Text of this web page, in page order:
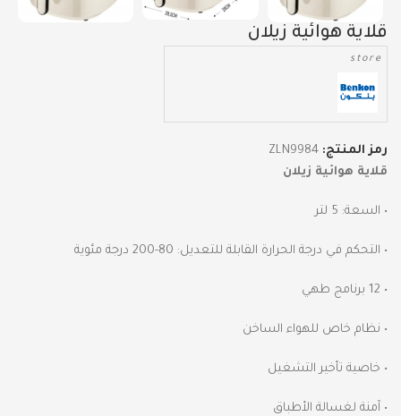
قلاية هوائية زيلان
store
رمز المنتج: ZLN9984
قلاية هوائية زيلان
• السعة: 5 لتر
• التحكم في درجة الحرارة القابلة للتعديل: 80-200 درجة مئوية
• 12 برنامج طهي
• نظام خاص للهواء الساخن
• خاصية تأخير التشغيل
• آمنة لغسالة الأطباق